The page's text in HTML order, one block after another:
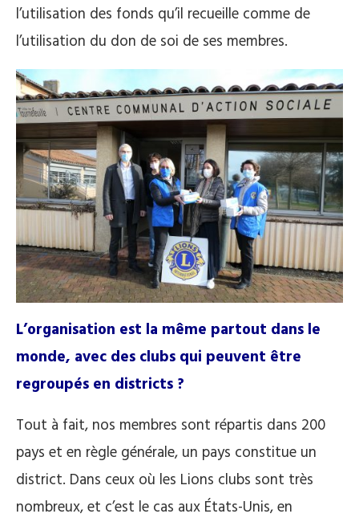
l’utilisation des fonds qu’il recueille comme de
l’utilisation du don de soi de ses membres.
L’organisation est la même partout dans le
monde, avec des clubs qui peuvent être
regroupés en districts ?
Tout à fait, nos membres sont répartis dans 200
pays et en règle générale, un pays constitue un
district. Dans ceux où les Lions clubs sont très
nombreux, et c’est le cas aux États-Unis, en